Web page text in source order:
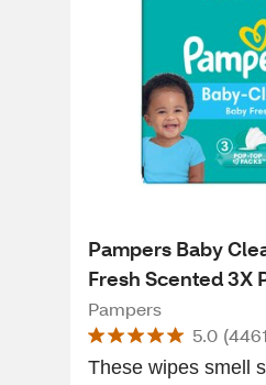
Pampers Baby
Fresh Scented 3X
216 CT
Pampers
5.0 (4461
These wipes smell